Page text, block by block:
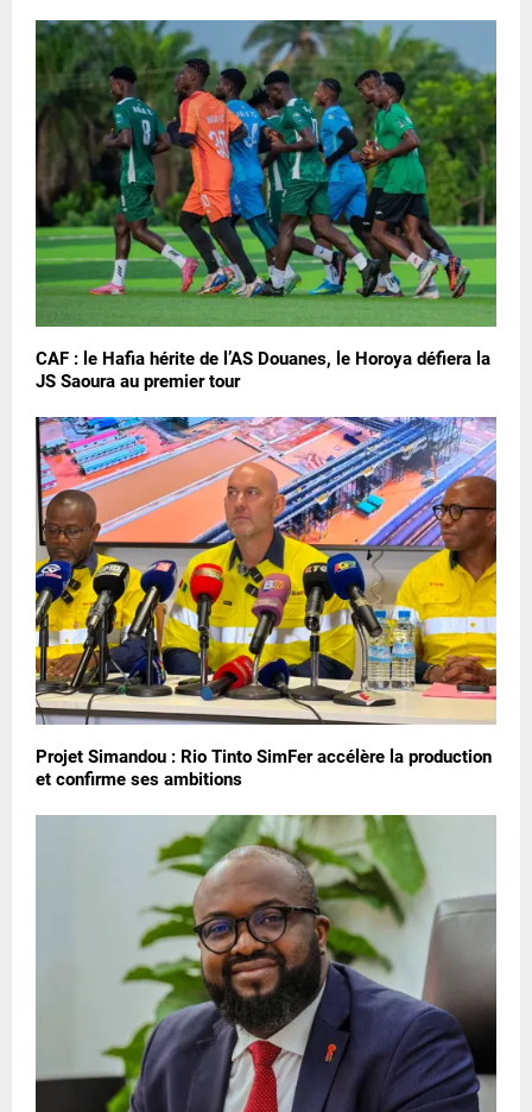
CAF : le Hafia hérite de l’AS Douanes, le Horoya défiera la
JS Saoura au premier tour
Projet Simandou : Rio Tinto SimFer accélère la production
et confirme ses ambitions